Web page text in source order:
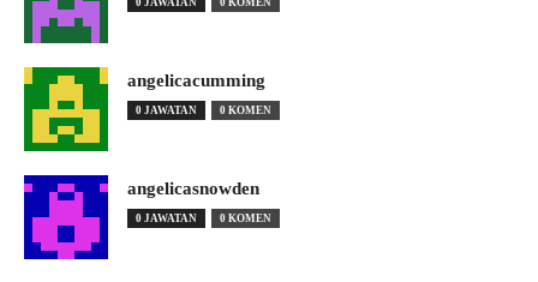
angelicacumming
0 JAWATAN 0 KOMEN
angelicasnowden
0 JAWATAN 0 KOMEN